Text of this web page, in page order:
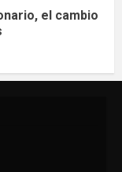
el cambio